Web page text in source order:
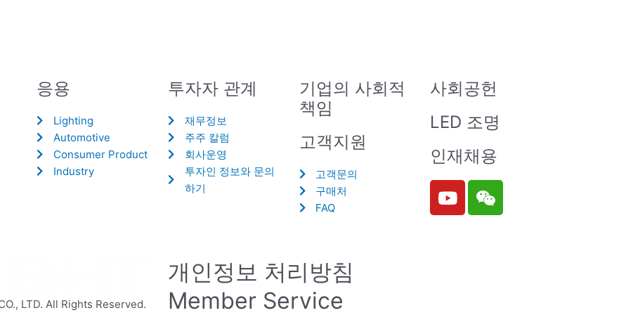
응용
Lighting
Automotive
Consumer Product
Industry
투자자 관계
재무정보
주주 칼럼
회사운영
투자인 정보와 문의
하기
기업의 사회적
책임
고객지원
고객문의
구매처
FAQ
사회공헌
LED 조명
인재채용
Y
o
W
e
LTD. All Rights Reserved.
개인정보 처리방침
Member Service